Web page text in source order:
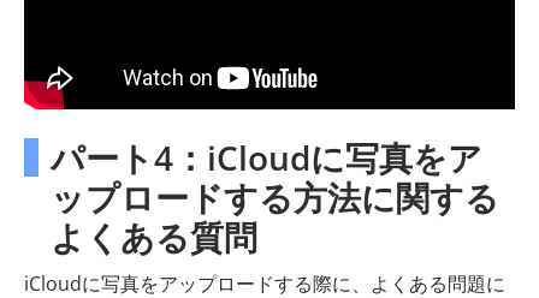
パート4：iCloudに写真をア
ップロードする方法に関する
よくある質問
iCloudに写真をアップロードする際に、よくある問題に